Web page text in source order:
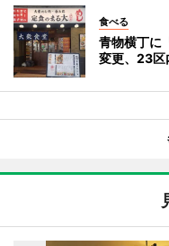
食べる
青物横丁に
変更、23区